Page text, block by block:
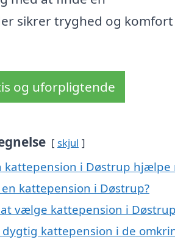
sikrer tryghed og komfort
og uforpligtende
skjul
kattepension i Døstrup hjælpe
kattepension i Døstrup?
vælge kattepension i Døstrup
dygtig kattepension i de